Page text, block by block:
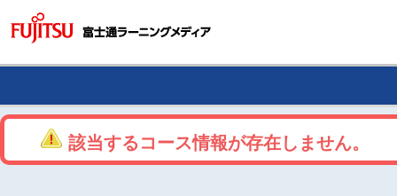
該当するコース情報が存在しません。